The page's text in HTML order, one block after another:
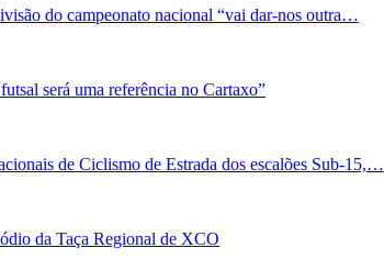
do campeonato nacional “vai dar-nos outra…
será uma referência no Cartaxo”
de Ciclismo de Estrada dos escalões Sub-15,…
da Taça Regional de XCO